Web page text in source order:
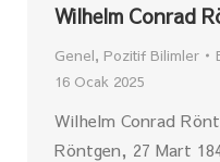
Wilhelm Conrad
Genel, Pozitif Bilimler
16 Ocak 2025
Wilhelm Conrad
Röntgen, 27 Mart